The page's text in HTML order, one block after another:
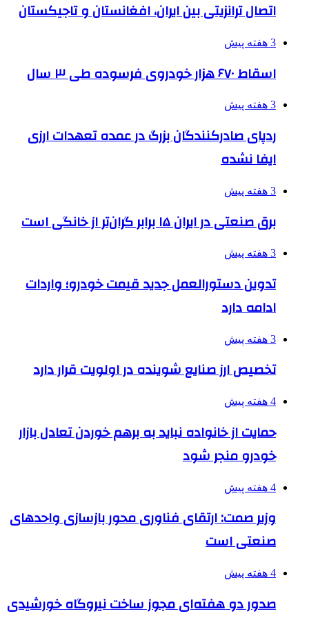
اتصال ترانزیتی بین ایران، افغانستان و تاجیکستان
3 هفته پیش
اسقاط ۶۷۰ هزار خودروی فرسوده طی ۳ سال
3 هفته پیش
ردپای صادرکنندگان بزرگ در عمده تعهدات ارزی
ایفا نشده
3 هفته پیش
برق صنعتی در ایران ۱۵ برابر گران‌تر از خانگی است
3 هفته پیش
تدوین دستورالعمل جدید قیمت خودرو؛ واردات
ادامه دارد
3 هفته پیش
تخصیص ارز صنایع شوینده در اولویت قرار دارد
4 هفته پیش
حمایت از خانواده نباید به برهم خوردن تعادل بازار
خودرو منجر شود
4 هفته پیش
وزیر صمت: ارتقای فناوری محور بازسازی واحدهای
صنعتی است
4 هفته پیش
صدور دو هفته‌ای مجوز ساخت نیروگاه خورشیدی